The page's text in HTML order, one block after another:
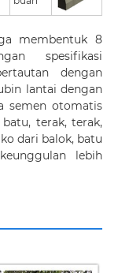
membentuk 8
spesifikasi
dengan
lantai dengan
semen otomatis
terak, terak,
dari balok, batu
lebih